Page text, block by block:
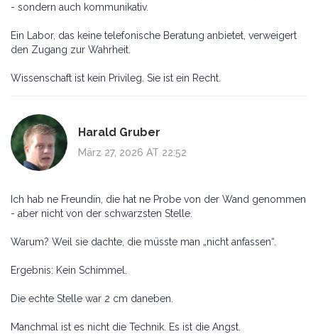
- sondern auch kommunikativ.
Ein Labor, das keine telefonische Beratung anbietet, verweigert
den Zugang zur Wahrheit.
Wissenschaft ist kein Privileg. Sie ist ein Recht.
Harald Gruber
März 27, 2026 AT 22:52
Ich hab ne Freundin, die hat ne Probe von der Wand genommen
- aber nicht von der schwarzsten Stelle.
Warum? Weil sie dachte, die müsste man „nicht anfassen“.
Ergebnis: Kein Schimmel.
Die echte Stelle war 2 cm daneben.
Manchmal ist es nicht die Technik. Es ist die Angst.